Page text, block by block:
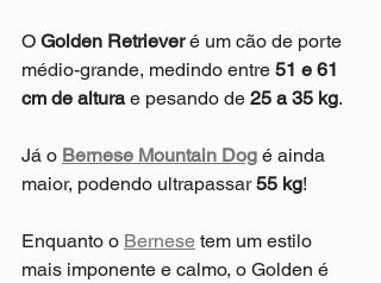
O Golden Retriever é um cão de porte
médio-grande, medindo entre 51 e 61
cm de altura e pesando de 25 a 35 kg.
Já o Bernese Mountain Dog é ainda
maior, podendo ultrapassar 55 kg!
Enquanto o Bernese tem um estilo
mais imponente e calmo, o Golden é